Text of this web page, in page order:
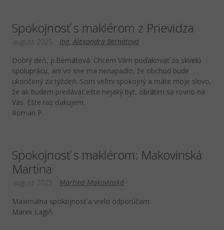
Spokojnosť s maklérom z Prievidza
Ing. Alexandra Bernátová
august 2025
Dobrý deň, p.Bernátová. Chcem Vám poďakovať za skvelú
spoluprácu, ani vo sne ma nenapadlo, že obchod bude
ukončený za týždeň. Som veľmi spokojný a máte moje slovo,
že ak budem predávať ešte nejaký byt, obrátim sa rovno na
Vás. Ešte raz ďakujem.
Roman P.
Spokojnosť s maklérom: Makovinská
Martina
Martina Makovinská
august 2025
Maximálna spokojnosť a vrelo odporúčam.
Marek Lagiň